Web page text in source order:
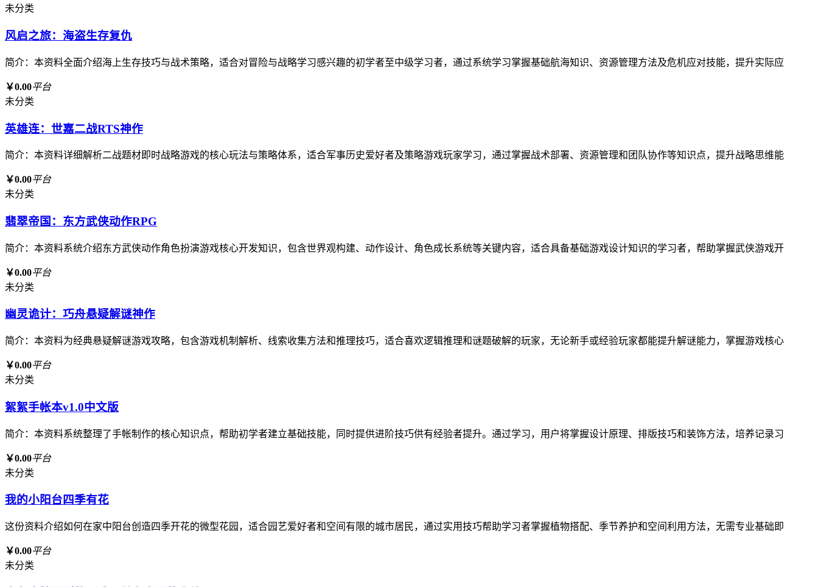
未分类
风启之旅：海盗生存复仇
简介：本资料全面介绍海上生存技巧与战术策略，适合对冒险与战略学习感兴趣的初学者至中级学习者，通过系统学习掌握基础航海知识、资源管理方法及危机应对技能，提升实际应
￥0.00平台
未分类
英雄连：世嘉二战RTS神作
简介：本资料详细解析二战题材即时战略游戏的核心玩法与策略体系，适合军事历史爱好者及策略游戏玩家学习，通过掌握战术部署、资源管理和团队协作等知识点，提升战略思维能
￥0.00平台
未分类
翡翠帝国：东方武侠动作RPG
简介：本资料系统介绍东方武侠动作角色扮演游戏核心开发知识，包含世界观构建、动作设计、角色成长系统等关键内容，适合具备基础游戏设计知识的学习者，帮助掌握武侠游戏开
￥0.00平台
未分类
幽灵诡计：巧舟悬疑解谜神作
简介：本资料为经典悬疑解谜游戏攻略，包含游戏机制解析、线索收集方法和推理技巧，适合喜欢逻辑推理和谜题破解的玩家，无论新手或经验玩家都能提升解谜能力，掌握游戏核心
￥0.00平台
未分类
絮絮手帐本v1.0中文版
简介：本资料系统整理了手帐制作的核心知识点，帮助初学者建立基础技能，同时提供进阶技巧供有经验者提升。通过学习，用户将掌握设计原理、排版技巧和装饰方法，培养记录习
￥0.00平台
未分类
我的小阳台四季有花
这份资料介绍如何在家中阳台创造四季开花的微型花园，适合园艺爱好者和空间有限的城市居民，通过实用技巧帮助学习者掌握植物搭配、季节养护和空间利用方法，无需专业基础即
￥0.00平台
未分类